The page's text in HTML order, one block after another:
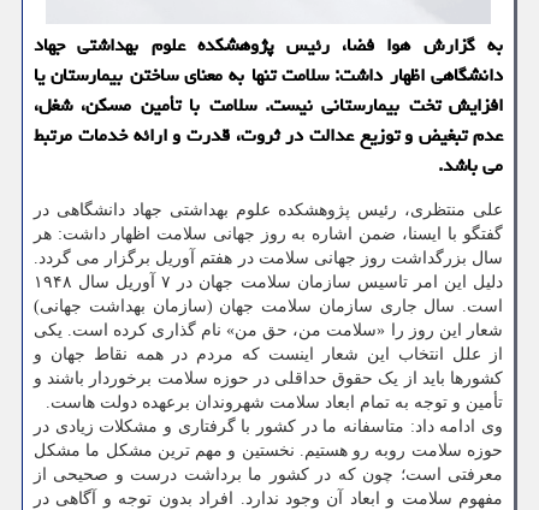
به گزارش هوا فضا، رئیس پژوهشکده علوم بهداشتی جهاد
دانشگاهی اظهار داشت: سلامت تنها به معنای ساختن بیمارستان یا
افزایش تخت بیمارستانی نیست. سلامت با تأمین مسکن، شغل،
عدم تبغیض و توزیع عدالت در ثروت، قدرت و ارائه خدمات مرتبط
می باشد.
علی منتظری، رئیس پژوهشکده علوم بهداشتی جهاد دانشگاهی در
گفتگو با ایسنا، ضمن اشاره به روز جهانی سلامت اظهار داشت: هر
سال بزرگداشت روز جهانی سلامت در هفتم آوریل برگزار می گردد.
دلیل این امر تاسیس سازمان سلامت جهان در ۷ آوریل سال ۱۹۴۸
است. سال جاری سازمان سلامت جهان (سازمان بهداشت جهانی)
شعار این روز را «سلامت من، حق من» نام گذاری کرده است. یکی
از علل انتخاب این شعار اینست که مردم در همه نقاط جهان و
کشورها باید از یک حقوق حداقلی در حوزه سلامت برخوردار باشند و
تأمین و توجه به تمام ابعاد سلامت شهروندان برعهده دولت هاست.
وی ادامه داد: متاسفانه ما در کشور با گرفتاری و مشکلات زیادی در
حوزه سلامت روبه رو هستیم. نخستین و مهم ترین مشکل ما مشکل
معرفتی است؛ چون که در کشور ما برداشت درست و صحیحی از
مفهوم سلامت و ابعاد آن وجود ندارد. افراد بدون توجه و آگاهی در